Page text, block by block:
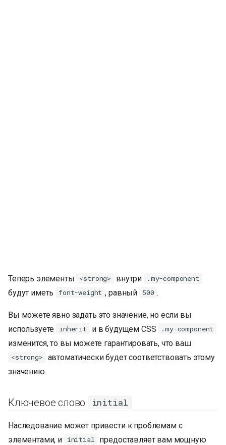
Теперь элементы <strong> внутри .my-component
будут иметь font-weight , равный 500 .
Вы можете явно задать это значение, но если вы
используете
inherit и в будущем CSS .my-component
изменится, то вы можете гарантировать, что ваш
<strong>
автоматически будет соответствовать этому
значению.
Ключевое слово initial
Наследование может привести к проблемам с
элементами, и
initial
предоставляет вам мощную